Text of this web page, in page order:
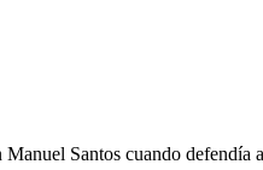
Santos cuando